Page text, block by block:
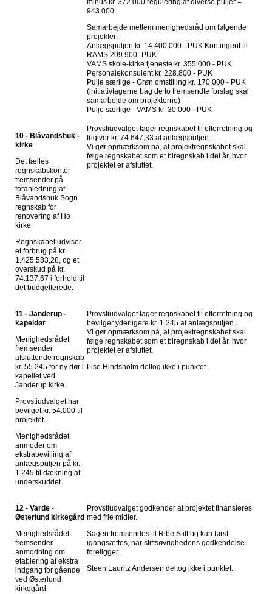
minus kr. 372.000 regulering af diverse puljer =
943.000.
Samarbejde mellem menighedsråd om følgende
projekter:
Anlægspuljen kr. 14.400.000 - PUK Kontingent til
RAMS 209.900 -PUK
VAMS skole-kirke tjeneste kr. 355.000 - PUK
Personalekonsulent kr. 228.800 - PUK
Pulje særlige - Grøn omstilling kr. 170.000 - PUK
(initiativtagerne bag de to fremsendte forslag skal
samarbejde om projekterne)
Pulje særlige - VAMS kr. 30.000 - PUK
10 - Blåvandshuk -
kirke
Det fælles
regnskabskontor
fremsender på
foranledning af
Blåvandshuk Sogn
regnskab for
renovering af Ho
kirke.
Regnskabet udviser
et forbrug på kr.
1.425.583,28, og et
overskud på kr.
74.137,67 i forhold til
det budgetterede.
Provstiudvalget tager regnskabet til efterretning og
frigiver kr. 74.647,33 af anlægspuljen.
Vi gør opmærksom på, at projektregnskabet skal
følge regnskabet som et biregnskab i det år, hvor
projektet er afsluttet.
11 - Janderup -
kapeldør
Menighedsrådet
fremsender
afsluttende regnskab
kr. 55.245 for ny dør i
kapellet ved
Janderup kirke.
Provstiudvalget har
bevilget kr. 54.000 til
projektet.
Menighedsrådet
anmoder om
ekstrabevilling af
anlægspuljen på kr.
1.245 til dækning af
underskuddet.
Provstiudvalget tager regnskabet til efterretning og
bevilger yderligere kr. 1.245 af anlægspuljen.
Vi gør opmærksom på, at projektregnskabet skal
følge regnskabet som et biregnskab i det år, hvor
projektet er afsluttet.
Lise Hindsholm deltog ikke i punktet.
12 - Varde -
Østerlund kirkegård
Menighedsrådet
fremsender
anmodning om
etablering af ekstra
indgang for gående
ved Østerlund
kirkegård.
Provstiudvalget godkender at projektet finansieres
med frie midler.
Sagen fremsendes til Ribe Stift og kan først
igangsættes, når stiftsøvrighedens godkendelse
foreligger.
Steen Lauritz Andersen deltog ikke i punktet.